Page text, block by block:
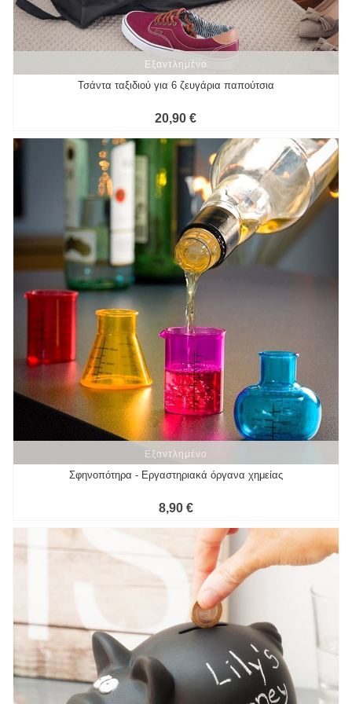
Εξαντλημένο
Εξαντλημένο
Τσάντα ταξιδιού για 6 ζευγάρια παπούτσια
20,90 €
Εξαντλημένο
Εξαντλημένο
Σφηνοπότηρα - Εργαστηριακά όργανα χημείας
8,90 €